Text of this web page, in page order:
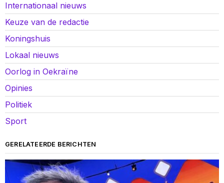
Internationaal nieuws
Keuze van de redactie
Koningshuis
Lokaal nieuws
Oorlog in Oekraïne
Opinies
Politiek
Sport
GERELATEERDE BERICHTEN